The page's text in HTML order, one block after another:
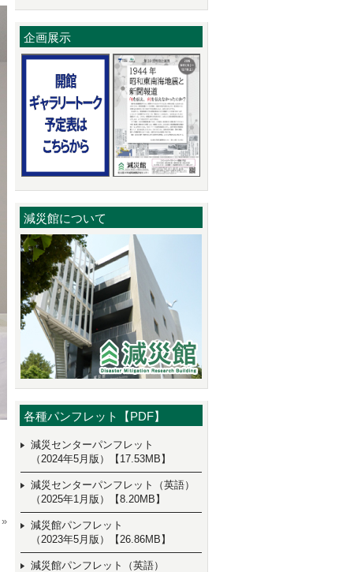
»
企画展示
減災館について
各種パンフレット【PDF】
減災センターパンフレット
（2024年5月版）【17.53MB】
減災センターパンフレット（英語）
（2025年1月版）【8.20MB】
減災館パンフレット
（2023年5月版）【26.86MB】
減災館パンフレット（英語）